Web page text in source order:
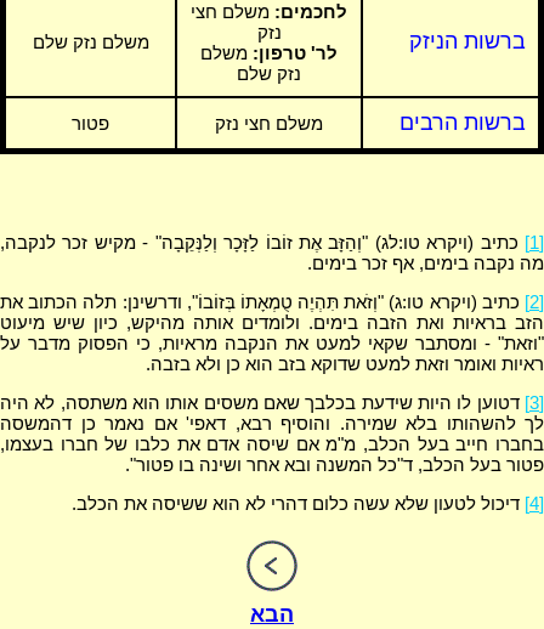
ברשות הניזק
לחכמים: משלם חצי
נזק
לר' טרפון: משלם
נזק שלם
משלם נזק שלם
ברשות הרבים משלם חצי נזק פטור
[1]
כתיב (ויקרא טו:לג) "וְהַזָּב אֶת זוֹבוֹ לַזָּכָר וְלַנְּקֵבָה" - מקיש זכר לנקבה,
מה נקבה בימים, אף זכר בימים.
[2]
כתיב (ויקרא טו:ג) "וְזֹאת תִּהְיֶה טֻמְאָתוֹ בְּזוֹבוֹ", ודרשינן: תלה הכתוב את
הזב בראיות ואת הזבה בימים. ולומדים אותה מהיקש, כיון שיש מיעוט
"וזאת" - ומסתבר שקאי למעט את הנקבה מראיות, כי הפסוק מדבר על
ראיות ואומר וזאת למעט שדוקא בזב הוא כן ולא בזבה.
[3]
דטוען לו היות שידעת בכלבך שאם משסים אותו הוא משתסה, לא היה
לך להשהותו בלא שמירה. והוסיף רבא, דאפי' אם נאמר כן דהמשסה
בחברו חייב בעל הכלב, מ"מ אם שיסה אדם את כלבו של חברו בעצמו,
פטור בעל הכלב, ד"כל המשנה ובא אחר ושינה בו פטור".
[4]
דיכול לטעון שלא עשה כלום דהרי לא הוא ששיסה את הכלב.
הבא